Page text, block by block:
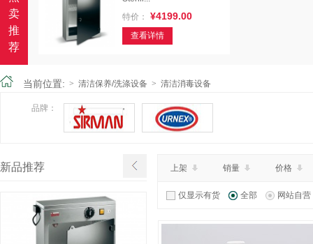
卖
推
荐
特价：
¥4199.00
查看详情
当前位置: > 清洁保养/洗涤设备 > 清洁消毒设备
品牌：
新品推荐 上架 销量 价格
仅显示有货 全部 网站自营